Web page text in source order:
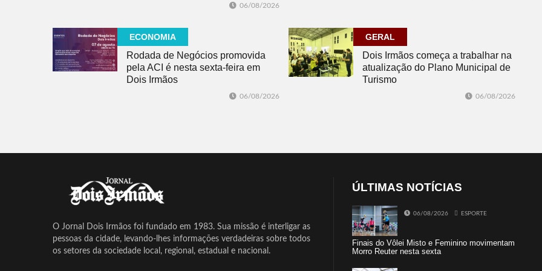
06/08/2026
ECONOMIA
Rodada de Negócios promovida
pela ACI é nesta sexta-feira em
Dois Irmãos
06/08/2026
GERAL
Dois Irmãos começa a trabalhar na
atualização do Plano Municipal de
Turismo
06/08/2026
O Jornal Dois Irmãos foi fundado em 1983. Sua missão é interligar as
pessoas da cidade, levando-lhes informações verdadeiras sobre todos
os setores da sociedade local, regional, estadual e nacional.
ÚLTIMAS NOTÍCIAS
06/08/2026 ESPORTE
Finais do Vôlei Misto e Feminino movimentam
Morro Reuter nesta sexta